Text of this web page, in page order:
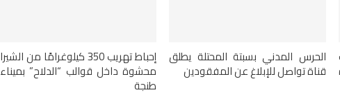
الحرس المدني بسبتة المحتلة يطلق
قناة تواصل للإبلاغ عن المفقودين
إحباط تهريب 350 كيلوغرامًا من الشيرا
محشوة داخل قوالب “الدلاح” بميناء
طنجة